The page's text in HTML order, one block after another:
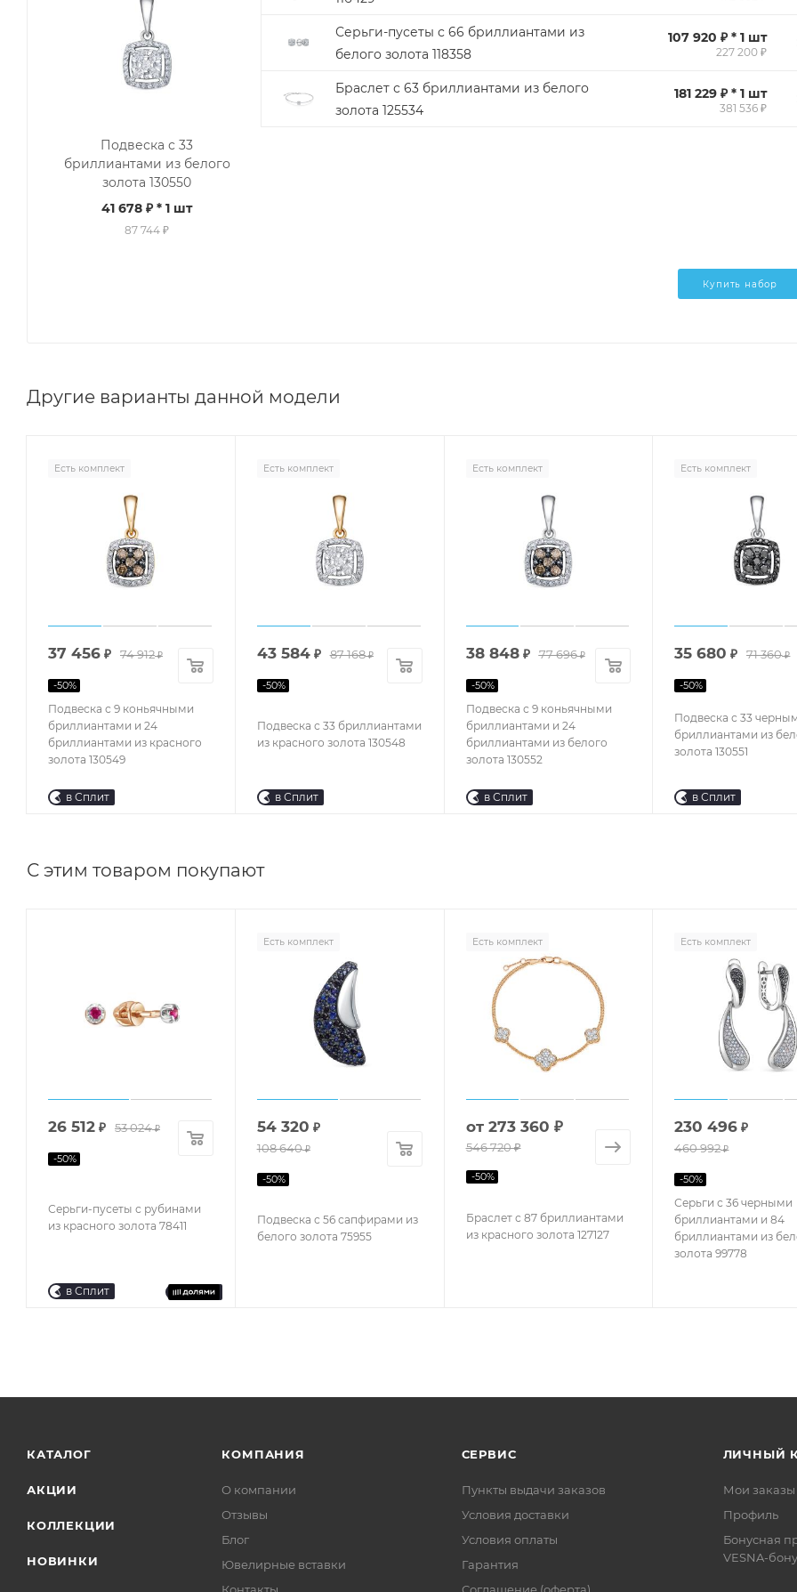
Подвеска с 33
бриллиантами из белого
золота 130550
41 678 ₽ * 1 шт
87 744 ₽
Серьги-пусеты с 66 бриллиантами из
белого золота 118358
107 920 ₽ * 1 шт
227 200 ₽
Браслет с 63 бриллиантами из белого
золота 125534
181 229 ₽ * 1 шт
381 536 ₽
Купить набор
Другие варианты данной модели
Есть комплект
Подвеска с 9 коньячными
бриллиантами и 24
бриллиантами из красного
золота 130549
37 456 ₽ 74 912₽
-50%
в Сплит
Есть комплект
Подвеска с 33 бриллиантами
из красного золота 130548
43 584₽ 87 168₽
-50%
в Сплит
Есть комплект
Подвеска с 9 коньячными
бриллиантами и 24
бриллиантами из белого
золота 130552
38 848₽ 77 696₽
-50%
в Сплит
Есть комплект
Подвеска с 33
бриллиантами из
золота 130551
35 680 ₽ 71 360₽
-50%
в Сплит
С этим товаром покупают
Серьги-пусеты с рубинами
из красного золота 78411
26 512 ₽ 53 024₽
-50%
в Сплит
Есть комплект
Подвеска с 56 сапфирами из
белого золота 75955
54 320 ₽
108 640₽
-50%
Есть комплект
Браслет с 87 бриллиантами
из красного золота 127127
от 273 360 ₽
546 720 ₽
-50%
Есть комплект
Серьги с 36 черными
бриллиантами и 84
бриллиантами из
золота 99778
230 496 ₽
460 992₽
-50%
КАТАЛОГ
АКЦИИ
КОЛЛЕКЦИИ
НОВИНКИ
КОМПАНИЯ
О компании
Отзывы
Блог
Ювелирные вставки
СЕРВИС
Пункты выдачи заказов
Условия доставки
Условия оплаты
Гарантия
ЛИЧНЫЙ
Мои заказы
Профиль
Бонусная
VESNA-